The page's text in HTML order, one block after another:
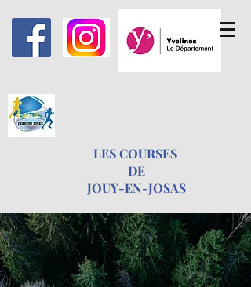
LES COURSES
DE
JOUY-EN-JOSAS